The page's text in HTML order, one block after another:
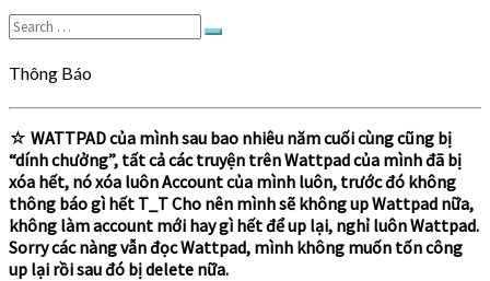
Search
for:
Search
Thông Báo
☆ WATTPAD của mình sau bao nhiêu năm cuối cùng cũng bị
“dính chưởng”, tất cả các truyện trên Wattpad của mình đã bị
xóa hết, nó xóa luôn Account của mình luôn, trước đó không
thông báo gì hết T_T Cho nên mình sẽ không up Wattpad nữa,
không làm account mới hay gì hết để up lại, nghỉ luôn Wattpad.
Sorry các nàng vẫn đọc Wattpad, mình không muốn tốn công
up lại rồi sau đó bị delete nữa.